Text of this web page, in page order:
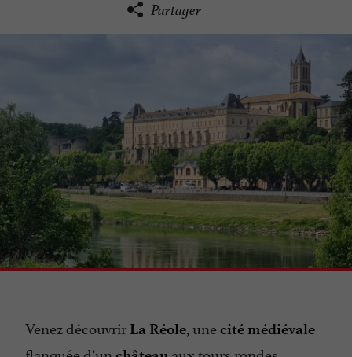
Partager
Venez découvrir La Réole, unecité médiévale